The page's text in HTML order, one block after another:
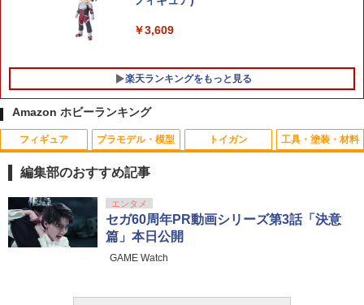
ッズ ポケモンプラモコレクション クイ
￥557
￥3,609
楽天ランキングをもっと見る
1 WA ターゲットペーパー 100枚
￥880
SOTAC GEAR ARIタイプ M-LOK インラ
Amazon ホビーランキング
フィギュア
1
タカラトミー(TAKARA TOMY) T-SPAR
K トランスフォーマー ニューレジェンズ
NL-07 サウンドウェーブ 可動フィギュア
￥4,440
プラモデル・模型
1
タカラトミー(TAKARA TOMY) T-SPAR
K REALIZE MODEL リアライズモデル Z
OIDS ゾイド RMZ-025 ライガーゼロフ
ァルコン (ZBF) 色分け済み プラキット
トイガン
1
東京マルイ(TOKYO MARUI) No.25 コル
ト ガバメント HG 18歳以上エアーHOP
ハンドガン
￥3,384
工具・塗装・材料
1
GSIクレオス Mr.トップコート 水性プレ
ミアムトップコートスプレー 光沢 88ml
ホビー用仕上材 B601
￥748
編集部のおすすめ記事
エンタメ
セガ60周年PR動画シリーズ第3話「決意
篇」本日公開
GAME Watch